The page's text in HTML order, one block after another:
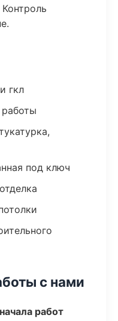
гкл
под ключ
с нами
работ